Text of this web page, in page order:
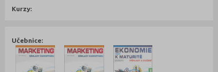
Kurzy:
Učebnice: